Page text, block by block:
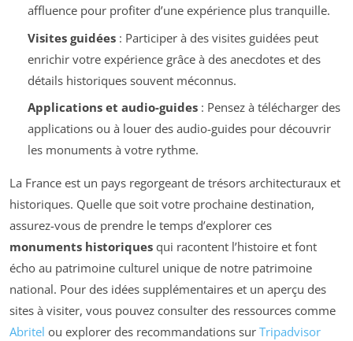
affluence pour profiter d’une expérience plus tranquille.
Visites guidées: Participer à des visites guidées peut
enrichir votre expérience grâce à des anecdotes et des
détails historiques souvent méconnus.
Applications et audio-guides: Pensez à télécharger des
applications ou à louer des audio-guides pour découvrir
les monuments à votre rythme.
La France est un pays regorgeant de trésors architecturaux et
historiques. Quelle que soit votre prochaine destination,
assurez-vous de prendre le temps d’explorer ces
monuments historiques qui racontent l’histoire et font
écho au patrimoine culturel unique de notre patrimoine
national. Pour des idées supplémentaires et un aperçu des
sites à visiter, vous pouvez consulter des ressources comme
Abritel ou explorer des recommandations sur Tripadvisor